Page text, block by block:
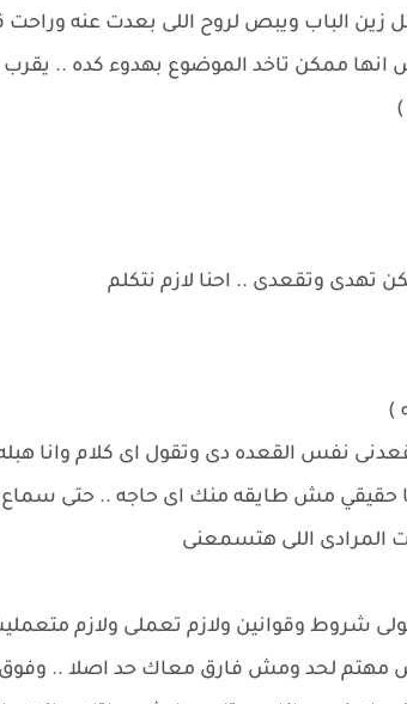
زين الباب ويبص لروح اللى بعدت عنه
ممكن تاخد الموضوع بهدوء كده .. يقرب
وتقعدى .. احنا لازم نتكلم
)
نفس القعده دى وتقول اى كلام وانا
حقيقي مش طايقه منك اى حاجه .. حتى
المرادى اللى هتسمعنى
شروط وقوانين ولازم تعملى ولازم
لحد ومش فارق معاك حد اصلا .. وفوق